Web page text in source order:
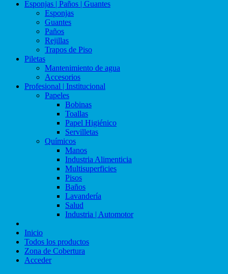
Esponjas | Paños | Guantes
Esponjas
Guantes
Paños
Rejillas
Trapos de Piso
Piletas
Mantenimiento de agua
Accesorios
Profesional | Institucional
Papeles
Bobinas
Toallas
Papel Higiénico
Servilletas
Químicos
Manos
Industria Alimenticia
Multisuperficies
Pisos
Baños
Lavandería
Salud
Industria | Automotor
Inicio
Todos los productos
Zona de Cobertura
Acceder